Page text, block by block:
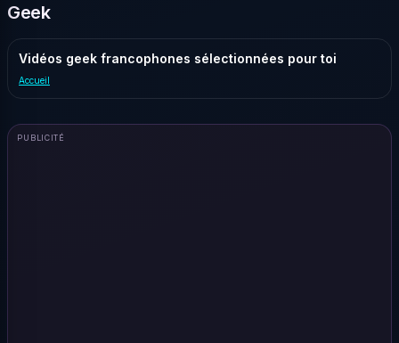
Geek
Vidéos geek francophones sélectionnées pour toi
Accueil
PUBLICITÉ